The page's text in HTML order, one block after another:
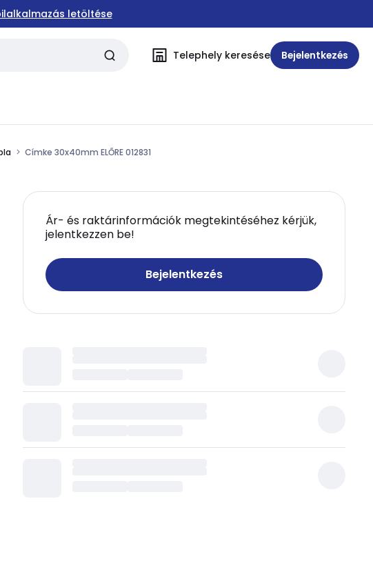
letöltése
Telephely keresése Bejelentkezés
Címke 30x40mm ELŐRE 012831
Ár- és raktárinformációk megtekintéséhez kérjük,
jelentkezzen be!
Bejelentkezés